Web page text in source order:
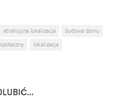
atrakcyjna lokalizacja
budowa domu
lokalizacja